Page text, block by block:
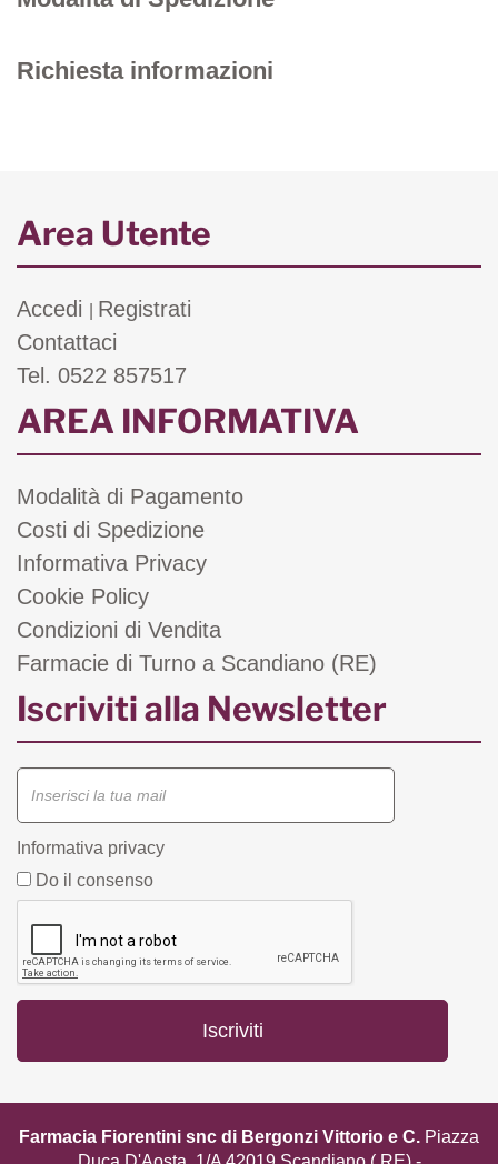
Richiesta informazioni
Area Utente
Accedi
Registrati
Contattaci
Tel. 0522 857517
AREA INFORMATIVA
Modalità di Pagamento
Costi di Spedizione
Informativa Privacy
Cookie Policy
Condizioni di Vendita
Farmacie di Turno a Scandiano (RE)
Iscriviti alla Newsletter
Informativa privacy
Do il consenso
Farmacia Fiorentini snc di Bergonzi Vittorio e C. Piazza